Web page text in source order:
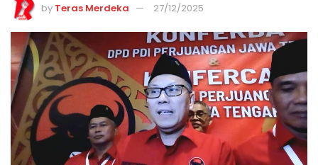
by Teras Merdeka 27/12/2025